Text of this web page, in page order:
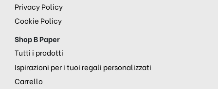
Privacy Policy
Cookie Policy
Shop B Paper
Tutti i prodotti
Ispirazioni per i tuoi regali personalizzati
Carrello